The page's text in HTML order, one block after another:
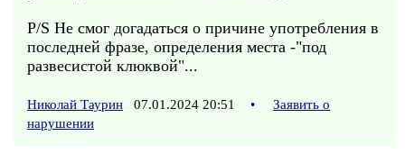
P/S Не смог догадаться о причине употребления в
последней фразе, определения места -"под
развесистой клюквой"...
Николай Таурин 07.01.2024 20:51 •
Заявить о
нарушении